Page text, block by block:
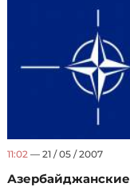
11:02 — 21 / 05 / 2007
Азербайджанские